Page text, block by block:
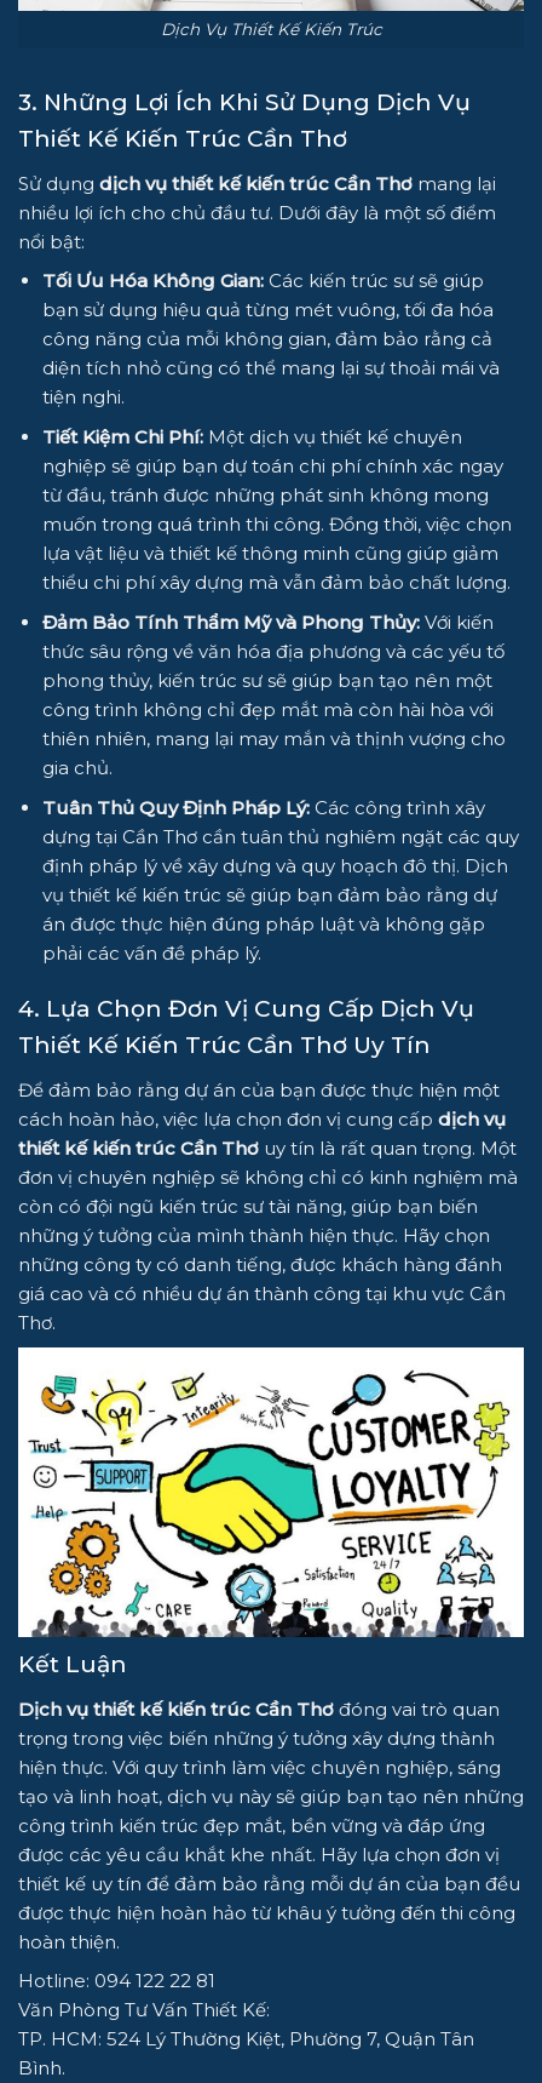
Dịch Vụ Thiết Kế Kiến Trúc
3. Những Lợi Ích Khi Sử Dụng Dịch Vụ
Thiết Kế Kiến Trúc Cần Thơ
Sử dụng dịch vụ thiết kế kiến trúc Cần Thơ mang lại
nhiều lợi ích cho chủ đầu tư. Dưới đây là một số điểm
nổi bật:
Tối Ưu Hóa Không Gian:Các kiến trúc sư sẽ giúp
bạn sử dụng hiệu quả từng mét vuông, tối đa hóa
công năng của mỗi không gian, đảm bảo rằng cả
diện tích nhỏ cũng có thể mang lại sự thoải mái và
tiện nghi.
Tiết Kiệm Chi Phí:Một dịch vụ thiết kế chuyên
nghiệp sẽ giúp bạn dự toán chi phí chính xác ngay
từ đầu, tránh được những phát sinh không mong
muốn trong quá trình thi công. Đồng thời, việc chọn
lựa vật liệu và thiết kế thông minh cũng giúp giảm
thiểu chi phí xây dựng mà vẫn đảm bảo chất lượng.
Đảm Bảo Tính Thẩm Mỹ và Phong Thủy:Với kiến
thức sâu rộng về văn hóa địa phương và các yếu tố
phong thủy, kiến trúc sư sẽ giúp bạn tạo nên một
công trình không chỉ đẹp mắt mà còn hài hòa với
thiên nhiên, mang lại may mắn và thịnh vượng cho
gia chủ.
Tuân Thủ Quy Định Pháp Lý:Các công trình xây
dựng tại Cần Thơ cần tuân thủ nghiêm ngặt các quy
định pháp lý về xây dựng và quy hoạch đô thị. Dịch
vụ thiết kế kiến trúc sẽ giúp bạn đảm bảo rằng dự
án được thực hiện đúng pháp luật và không gặp
phải các vấn đề pháp lý.
4. Lựa Chọn Đơn Vị Cung Cấp Dịch Vụ
Thiết Kế Kiến Trúc Cần Thơ Uy Tín
Để đảm bảo rằng dự án của bạn được thực hiện một
cách hoàn hảo, việc lựa chọn đơn vị cung cấp dịch vụ
thiết kế kiến trúc Cần Thơ uy tín là rất quan trọng. Một
đơn vị chuyên nghiệp sẽ không chỉ có kinh nghiệm mà
còn có đội ngũ kiến trúc sư tài năng, giúp bạn biến
những ý tưởng của mình thành hiện thực. Hãy chọn
những công ty có danh tiếng, được khách hàng đánh
giá cao và có nhiều dự án thành công tại khu vực Cần
Thơ.
Kết Luận
Dịch vụ thiết kế kiến trúc Cần Thơ đóng vai trò quan
trọng trong việc biến những ý tưởng xây dựng thành
hiện thực. Với quy trình làm việc chuyên nghiệp, sáng
tạo và linh hoạt, dịch vụ này sẽ giúp bạn tạo nên những
công trình kiến trúc đẹp mắt, bền vững và đáp ứng
được các yêu cầu khắt khe nhất. Hãy lựa chọn đơn vị
thiết kế uy tín để đảm bảo rằng mỗi dự án của bạn đều
được thực hiện hoàn hảo từ khâu ý tưởng đến thi công
hoàn thiện.
Hotline: 094 122 22 81
Văn Phòng Tư Vấn Thiết Kế:
TP. HCM: 524 Lý Thường Kiệt, Phường 7, Quận Tân
Bình.